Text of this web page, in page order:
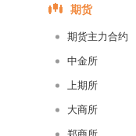
期货
期货主力合约
中金所
上期所
大商所